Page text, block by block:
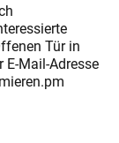
Tür in
E-Mail-Adresse